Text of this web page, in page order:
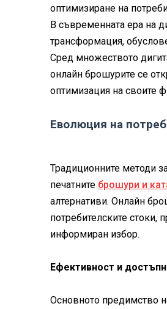
оптимизиране на
В съвременната ера на
трансформация,
Сред множеството
онлайн брошурите се
оптимизация на своите
Еволюция на
Традиционните методи
печатните брошури и
алтернативи. Онлайн
потребителските стоки,
информиран избор.
Ефективност и
Основното предимство